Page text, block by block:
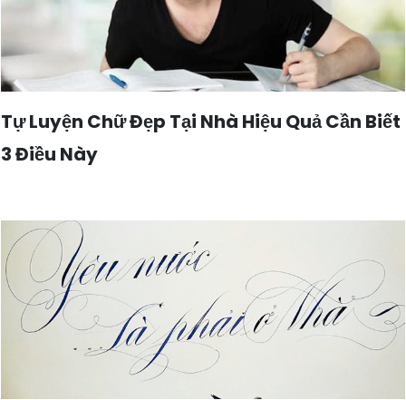
Tự Luyện Chữ Đẹp Tại Nhà Hiệu Quả Cần Biết
3 Điều Này